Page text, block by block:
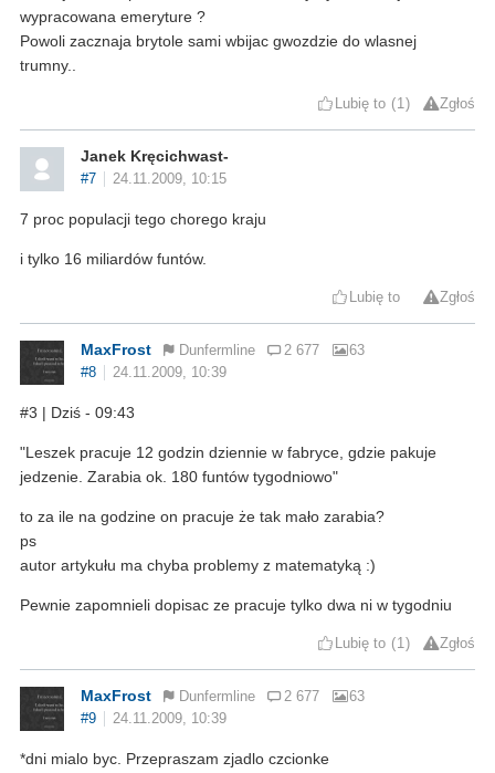
wypracowana emeryture ?
Powoli zacznaja brytole sami wbijac gwozdzie do wlasnej
trumny..
Lubię to 1 Zgłoś
Janek Kręcichwast-
#7 24.11.2009, 10:15
7 proc populacji tego chorego kraju
i tylko 16 miliardów funtów.
Lubię to Zgłoś
MaxFrost Dunfermline 2 677
63
#8
24.11.2009, 10:39
#3 | Dziś - 09:43
"Leszek pracuje 12 godzin dziennie w fabryce, gdzie pakuje
jedzenie. Zarabia ok. 180 funtów tygodniowo"
to za ile na godzine on pracuje że tak mało zarabia?
ps
autor artykułu ma chyba problemy z matematyką :)
Pewnie zapomnieli dopisac ze pracuje tylko dwa ni w tygodniu
Lubię to 1 Zgłoś
MaxFrost Dunfermline 2 677
63
#9
24.11.2009, 10:39
*dni mialo byc. Przepraszam zjadlo czcionke